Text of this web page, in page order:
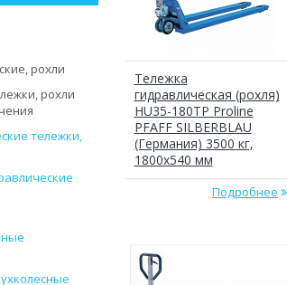
рохли
рохли
тележки,
Тележка
гидравлическая (рохля)
HU35-180TP Proline
PFAFF SILBERBLAU
(Германия) 3500 кг,
1800x540 мм
Подробнее